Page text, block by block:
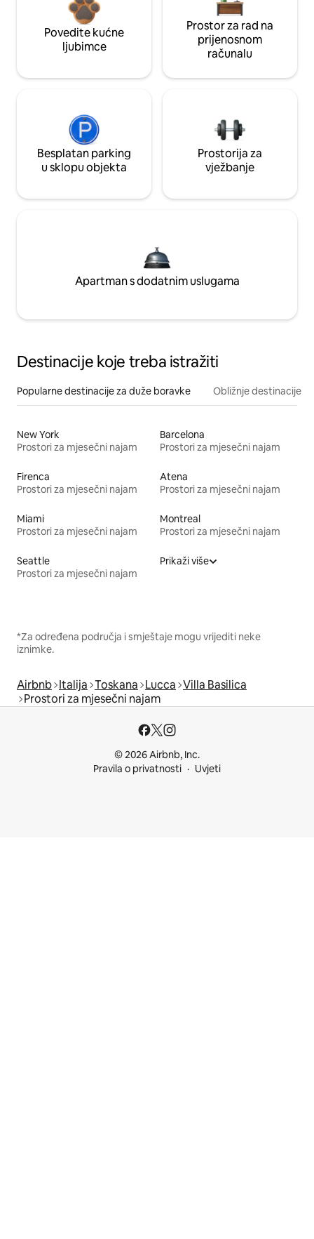
Povedite kućne
ljubimce
Prostor za rad na
prijenosnom
računalu
Besplatan parking
u sklopu objekta
Prostorija za
vježbanje
Apartman s dodatnim uslugama
Destinacije koje treba istražiti
Popularne destinacije za duže boravke Obližnje destinacije
New York
Prostori za mjesečni najam
Barcelona
Prostori za mjesečni najam
Firenca
Prostori za mjesečni najam
Atena
Prostori za mjesečni najam
Miami
Prostori za mjesečni najam
Montreal
Prostori za mjesečni najam
Seattle
Prostori za mjesečni najam
Prikaži više
*Za određena područja i smještaje mogu vrijediti neke
iznimke.
Airbnb Italija Toskana Lucca Villa Basilica
Prostori za mjesečni najam
© 2026 Airbnb, Inc.
Pravila o privatnosti
Uvjeti